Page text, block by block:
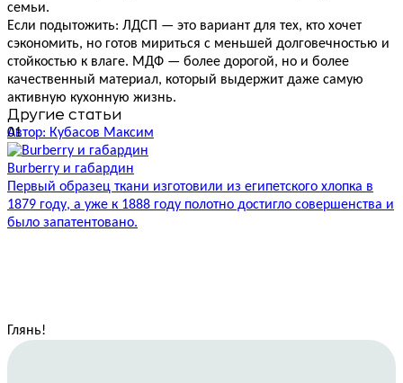
семьи.
Если подытожить: ЛДСП — это вариант для тех, кто хочет
сэкономить, но готов мириться с меньшей долговечностью и
стойкостью к влаге. МДФ — более дорогой, но и более
качественный материал, который выдержит даже самую
активную кухонную жизнь.
Другие статьи
01
Автор: Кубасов Максим
Burberry и габардин
Первый образец ткани изготовили из египетского хлопка в
1879 году, а уже к 1888 году полотно достигло совершенства и
было запатентовано.
Глянь!